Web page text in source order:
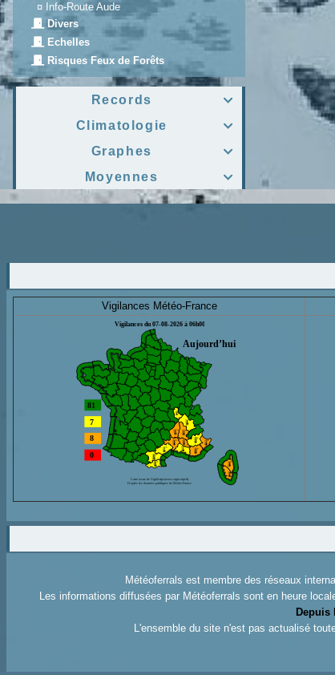
¤ Info-Route Aude
Divers
Echelles
Risques Feux de Forêts

Records

Climatologie

Graphes

Moyennes
Vigilances Météo-France
Météoferrals est membre des réseaux
Les informations diffusées par Météoferrals sont en heure
Depuis
L'ensemble du site n'est pas actualisé